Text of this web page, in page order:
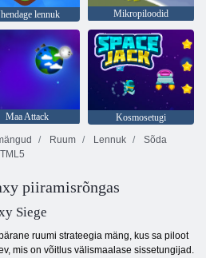
lennuk Mikropiloodid
Maa Attack
Kosmosetugi
Ruum Lennuk
Sõda
piiramisrõngas
Siege
ruumi strateegia mäng, kus sa piloot
mis on võitlus välismaalase sissetungijad.